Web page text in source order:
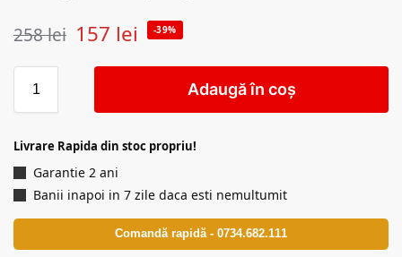
258lei 157 lei -39%
Adaugă în coș
Livrare Rapida din stoc propriu!
Garantie 2 ani
Banii inapoi in 7 zile daca esti nemultumit
Comandă rapidă - 0734.682.111